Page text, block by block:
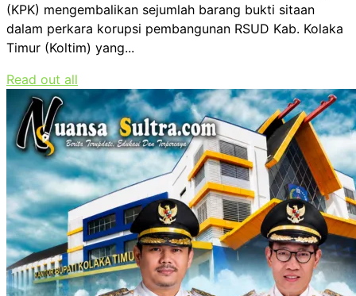
(KPK) mengembalikan sejumlah barang bukti sitaan
dalam perkara korupsi pembangunan RSUD Kab. Kolaka
Timur (Koltim) yang...
Read out all